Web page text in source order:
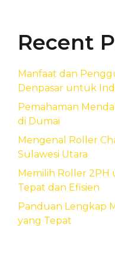
Recent
Manfaat dan
Denpasar untuk
Pemahaman
di Dumai
Mengenal Roller
Sulawesi Utara
Memilih Roller 2PH
Tepat dan Efisien
Panduan Lengkap
yang Tepat